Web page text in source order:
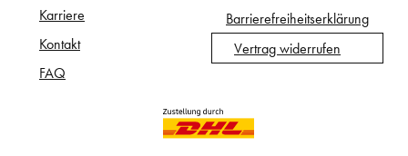
Karriere
Kontakt
FAQ
Barrierefreiheitserklärung
Vertrag widerrufen